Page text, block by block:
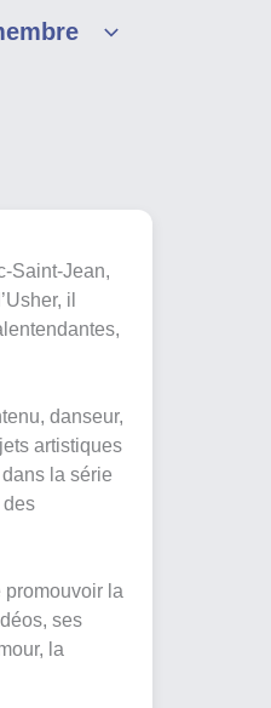
Saint-Jean,
il
danseur,
artistiques
la série
des
promouvoir la
ses
la